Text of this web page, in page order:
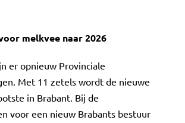
melkvee naar 2026
er opnieuw Provinciale
Met 11 zetels wordt de nieuwe
in Brabant. Bij de
voor een nieuw Brabants bestuur